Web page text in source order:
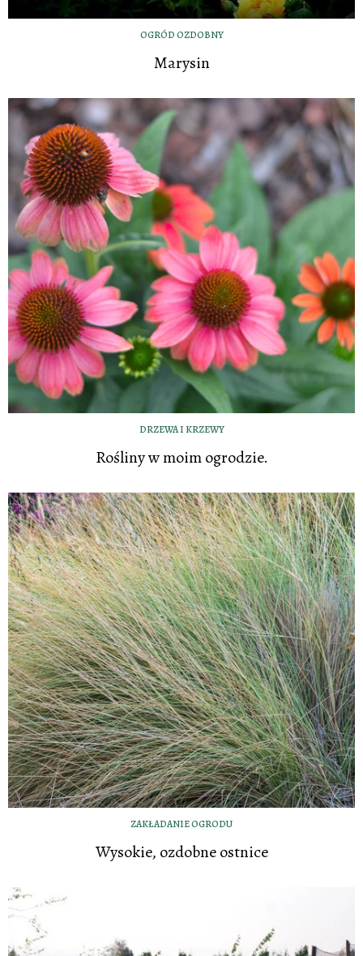
OGRÓD OZDOBNY
Marysin
DRZEWA I KRZEWY
Rośliny w moim ogrodzie.
ZAKŁADANIE OGRODU
Wysokie, ozdobne ostnice